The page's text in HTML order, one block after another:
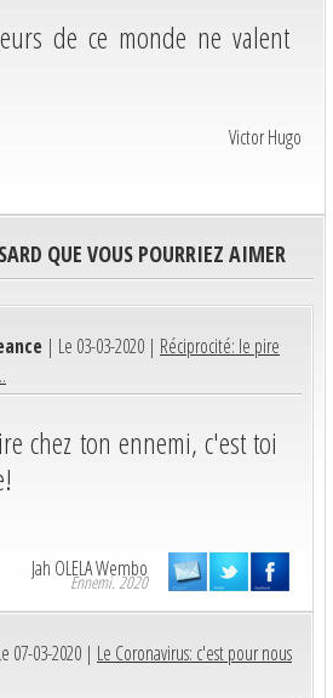
de ce monde ne valent
Victor Hugo
QUE VOUS POURRIEZ AIMER
| Le 03-03-2020 | Réciprocité: le pire
chez ton ennemi, c'est toi
Jah OLELA Wembo
Ennemi. 2020
07-03-2020 | Le Coronavirus: c'est pour nous